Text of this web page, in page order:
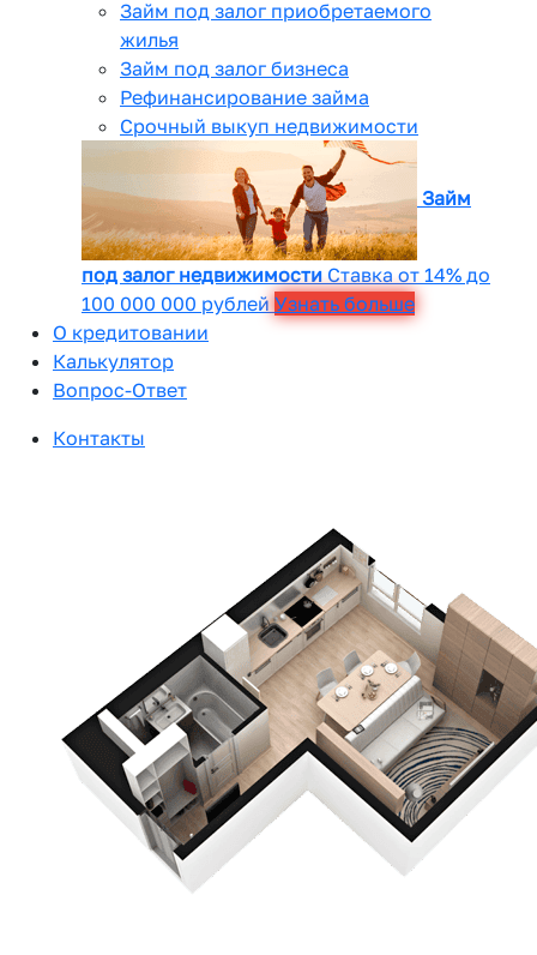
Займ под залог приобретаемого
жилья
Займ под залог бизнеса
Рефинансирование займа
Срочный выкуп недвижимости
Займ
под залог недвижимости Ставка от 14% до
100 000 000 рублей Узнать больше
О кредитовании
Калькулятор
Вопрос-Ответ
Контакты